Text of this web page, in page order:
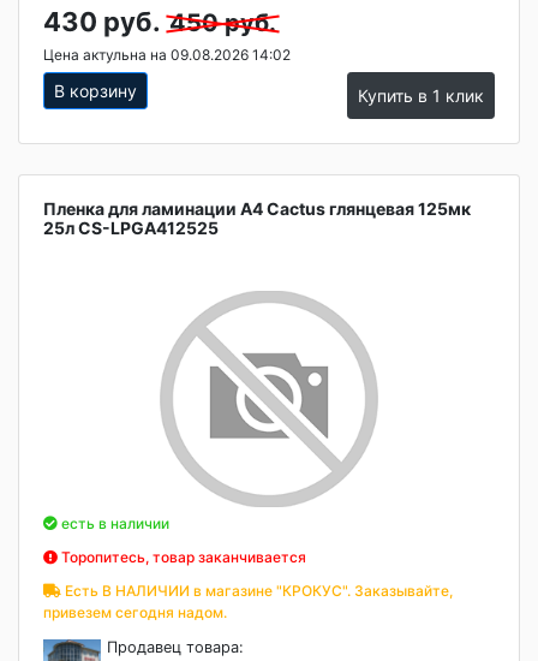
430 руб. 450 руб.
Цена актульна на 09.08.2026 14:02
В корзину Купить в 1 клик
Пленка для ламинации А4 Cactus глянцевая 125мк
25л CS-LPGA412525
есть в наличии
Торопитесь, товар заканчивается
Есть В НАЛИЧИИ в магазине "КРОКУС". Заказывайте,
привезем сегодня надом.
Продавец товара: